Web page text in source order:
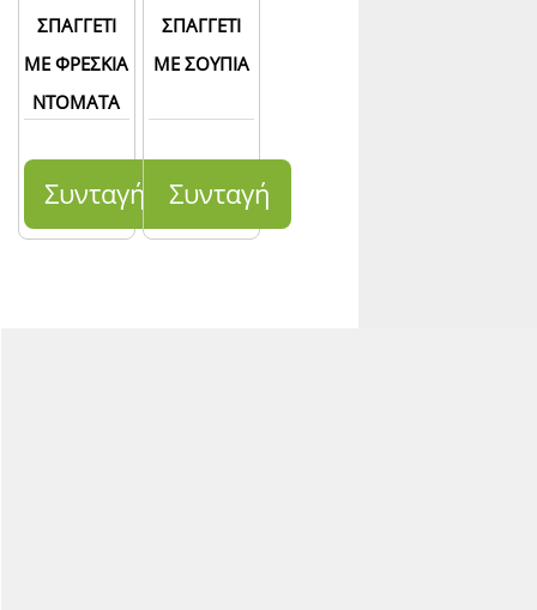
ΣΠΑΓΓΕΤΙ
ΜΕ ΦΡΕΣΚΙΑ
ΝΤΟΜΑΤΑ
Συνταγή
ΣΠΑΓΓΕΤΙ
ΜΕ ΣΟΥΠΙΑ
Συνταγή